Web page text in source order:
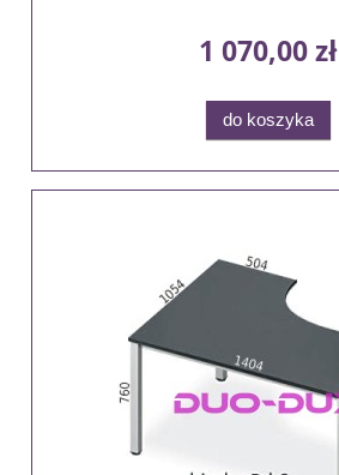
1 070,00 zł
do koszyka